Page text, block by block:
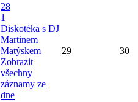
28
1
Diskotéka s DJ
Martinem
Matýskem
Zobrazit
všechny
záznamy ze
dne
29 30